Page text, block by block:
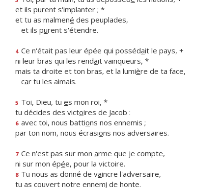
et ils purent s'implanter ; *
et tu as malmené des peuplades,
et ils purent s'étendre.
4 Ce n'était pas leur épée qui possédait le pays, +
ni leur bras qui les rendait vainqueurs, *
mais ta droite et ton bras, et la lumière de ta face,
car tu les aimais.
5 Toi, Dieu, tu es mon roi, *
tu décides des victoires de Jacob :
6 avec toi, nous battions nos ennemis ;
par ton nom, nous écrasions nos adversaires.
7 Ce n'est pas sur mon arme que je compte,
ni sur mon épée, pour la victoire.
8 Tu nous as donné de vaincre l'adversaire,
tu as couvert notre ennemi de honte.